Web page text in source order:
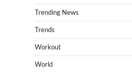
Trending News
Trends
Workout
World